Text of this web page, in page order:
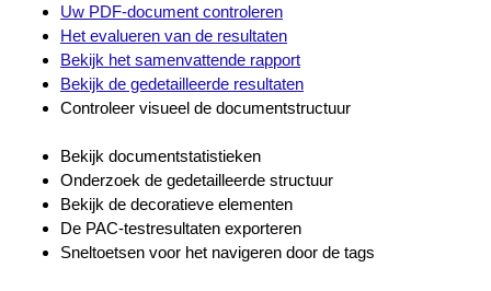
Uw PDF-document controleren
Het evalueren van de resultaten
Bekijk het samenvattende rapport
Bekijk de gedetailleerde resultaten
Controleer visueel de documentstructuur
Bekijk documentstatistieken
Onderzoek de gedetailleerde structuur
Bekijk de decoratieve elementen
De PAC-testresultaten exporteren
Sneltoetsen voor het navigeren door de tags